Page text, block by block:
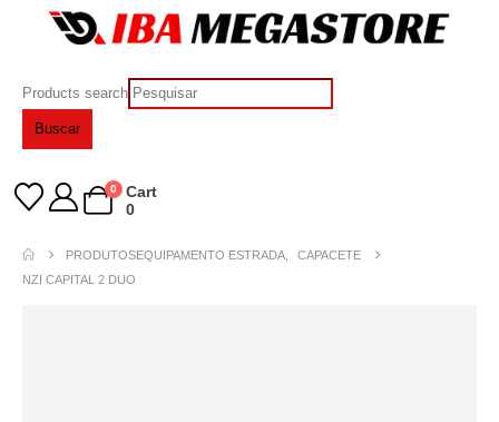
Products search
Buscar
0
Cart
0
PRODUTOSEQUIPAMENTO ESTRADA
CAPACETE
NZI CAPITAL 2 DUO